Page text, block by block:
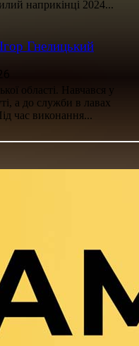
наприкінці 2024...
Гнелицький
області. Навчався у
а до служби в лавах
час виконання...